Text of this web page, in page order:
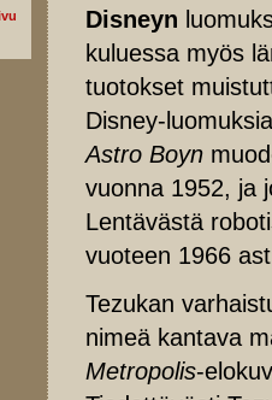
Disneyn
kuluessa myös
tuotokset
Disney-
Astro Boyn
vuonna 1952, ja
Lentävästä
vuoteen 1966
Tezukan
nimeä kantava
Metropolis-